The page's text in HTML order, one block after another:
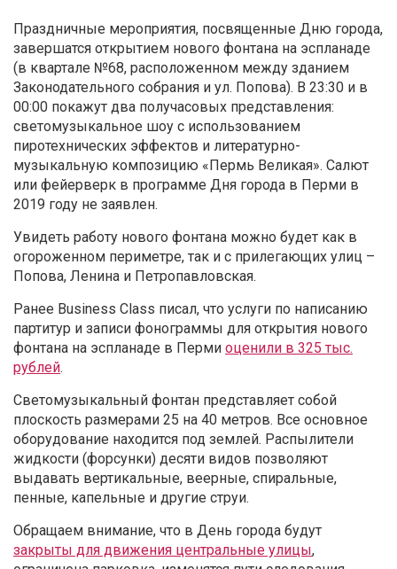
Праздничные мероприятия, посвященные Дню города,
завершатся открытием нового фонтана на эспланаде
(в квартале №68, расположенном между зданием
Законодательного собрания и ул. Попова). В 23:30 и в
00:00 покажут два получасовых представления:
светомузыкальное шоу с использованием
пиротехнических эффектов и литературно-
музыкальную композицию «Пермь Великая». Салют
или фейерверк в программе Дня города в Перми в
2019 году не заявлен.
Увидеть работу нового фонтана можно будет как в
огороженном периметре, так и с прилегающих улиц –
Попова, Ленина и Петропавловская.
Ранее Business Class писал, что услуги по написанию
партитур и записи фонограммы для открытия нового
фонтана на эспланаде в Перми оценили в 325 тыс.
рублей.
Светомузыкальный фонтан представляет собой
плоскость размерами 25 на 40 метров. Все основное
оборудование находится под землей. Распылители
жидкости (форсунки) десяти видов позволяют
выдавать вертикальные, веерные, спиральные,
пенные, капельные и другие струи.
Обращаем внимание, что в День города будут
закрыты для движения центральные улицы,